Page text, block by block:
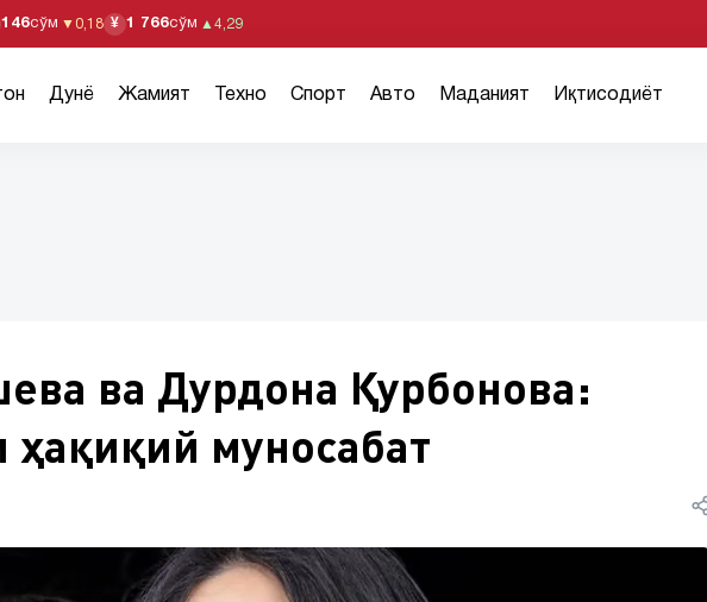
146сўм ▼ 0,18 ¥ 1 766сўм ▲ 4,29
Дунё Жамият Техно Спорт Авто Маданият Иқтисодиёт
ва Дурдона Қурбонова:
ҳақиқий муносабат